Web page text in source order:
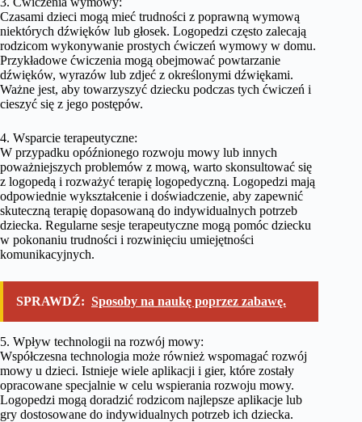
Czasami dzieci mogą mieć trudności z poprawną wymową
niektórych dźwięków lub głosek. Logopedzi często zalecają
rodzicom wykonywanie prostych ćwiczeń wymowy w domu.
Przykładowe ćwiczenia mogą obejmować powtarzanie
dźwięków, wyrazów lub zdjeć z określonymi dźwiękami.
Ważne jest, aby towarzyszyć dziecku podczas tych ćwiczeń i
cieszyć się z jego postępów.
4. Wsparcie terapeutyczne:
W przypadku opóźnionego rozwoju mowy lub innych
poważniejszych problemów z mową, warto skonsultować się
z logopedą i rozważyć terapię logopedyczną. Logopedzi mają
odpowiednie wykształcenie i doświadczenie, aby zapewnić
skuteczną terapię dopasowaną do indywidualnych potrzeb
dziecka. Regularne sesje terapeutyczne mogą pomóc dziecku
w pokonaniu trudności i rozwinięciu umiejętności
komunikacyjnych.
SPRAWDŹ: Sposoby na naukę poprzez zabawę.
5. Wpływ technologii na rozwój mowy:
Współczesna technologia może również wspomagać rozwój
mowy u dzieci. Istnieje wiele aplikacji i gier, które zostały
opracowane specjalnie w celu wspierania rozwoju mowy.
Logopedzi mogą doradzić rodzicom najlepsze aplikacje lub
gry dostosowane do indywidualnych potrzeb ich dziecka.